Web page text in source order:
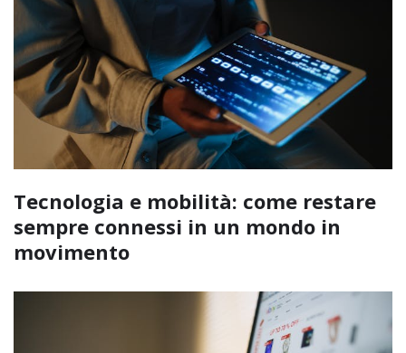
Tecnologia e mobilità: come restare
sempre connessi in un mondo in
movimento